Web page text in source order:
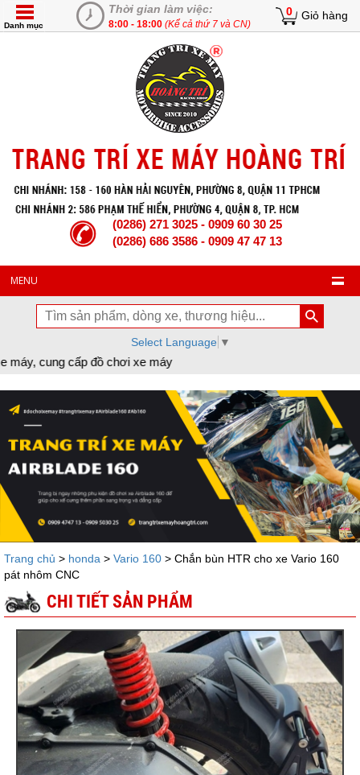
Thời gian làm việc:
8:00 - 18:00 (Kể cả thứ 7 và CN)
0 Giỏ hàng
Danh mục
(0286) 271 3025 - 0909 60 30 25
(0286) 686 3586 - 0909 47 47 13
MENU
Select Language ▼
chơi xe máy
Trang chủ > honda > Vario 160 > Chắn bùn HTR cho xe Vario 160
pát nhôm CNC
CHI TIẾT SẢN PHẨM